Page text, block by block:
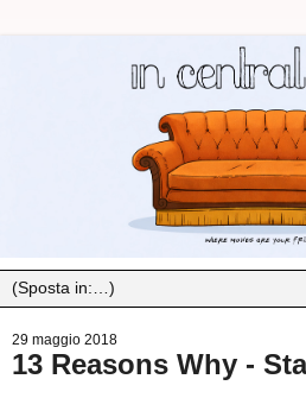
29 maggio 2018
13 Reasons Why -